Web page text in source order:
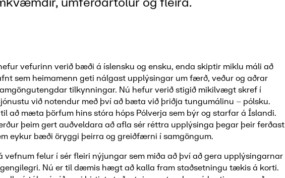
vefurinn verið bæði á íslensku og ensku, enda skiptir miklu máli að
sem heimamenn geti nálgast upplýsingar um færð, veður og aðrar
tilkynningar. Nú hefur verið stigið mikilvægt skref í
við notendur með því að bæta við þriðja tungumálinu – pólsku.
að mæta þörfum hins stóra hóps Pólverja sem býr og starfar á Íslandi.
þeim gert auðveldara að afla sér réttra upplýsinga þegar þeir ferðast
eykur bæði öryggi þeirra og greiðfærni í samgöngum.
vefnum felur í sér fleiri nýjungar sem miða að því að gera upplýsingarnar
Nú er til dæmis hægt að kalla fram staðsetningu tækis á korti.